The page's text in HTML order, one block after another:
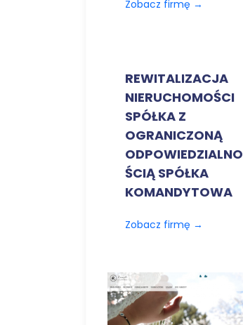
Zobacz firmę →
REWITALIZACJA
NIERUCHOMOŚCI
SPÓŁKA Z
OGRANICZONĄ
ODPOWIEDZIALNO
ŚCIĄ SPÓŁKA
KOMANDYTOWA
Zobacz firmę →